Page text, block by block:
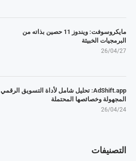
مايكروسوفت: ويندوز 11 حصين بذاته من
البرمجيات الخبيثة
26/04/27
AdShift.app: تحليل شامل لأداة التسويق الرقمي
المجهولة وخصائصها المحتملة
26/04/24
التصنيفات